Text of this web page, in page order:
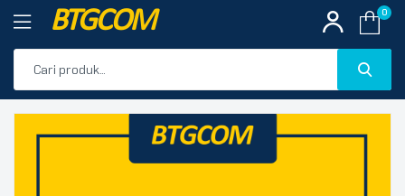
BTGCOM 0
PRODUK UNGGULAN
🔍